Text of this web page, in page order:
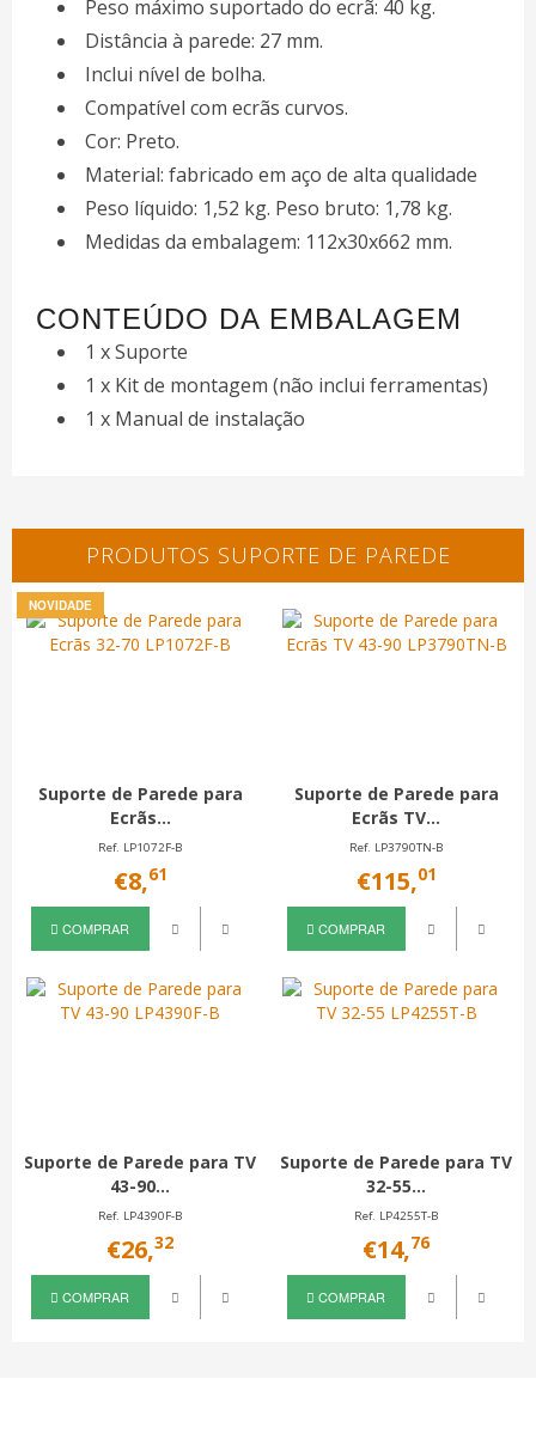
Peso máximo suportado do ecrã: 40 kg.
Distância à parede: 27 mm.
Inclui nível de bolha.
Compatível com ecrãs curvos.
Cor: Preto.
Material: fabricado em aço de alta qualidade
Peso líquido: 1,52 kg. Peso bruto: 1,78 kg.
Medidas da embalagem: 112x30x662 mm.
CONTEÚDO DA EMBALAGEM
1 x Suporte
1 x Kit de montagem (não inclui ferramentas)
1 x Manual de instalação
PRODUTOS SUPORTE DE PAREDE
NOVIDADE
Suporte de Parede para
Ecrãs...
Ref. LP1072F-B
€8,61
COMPRAR
Suporte de Parede para
Ecrãs TV...
Ref. LP3790TN-B
€115,01
COMPRAR
Suporte de Parede para TV
43-90...
Ref. LP4390F-B
€26,32
COMPRAR
Suporte de Parede para TV
32-55...
Ref. LP4255T-B
€14,76
COMPRAR